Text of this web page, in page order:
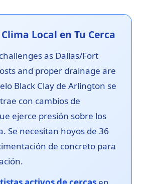
Local en Tu Cerca
as Dallas/Fort
and proper drainage are
Black Clay de Arlington se
con cambios de
ejerce presión sobre los
Se necesitan hoyos de 36
de concreto para